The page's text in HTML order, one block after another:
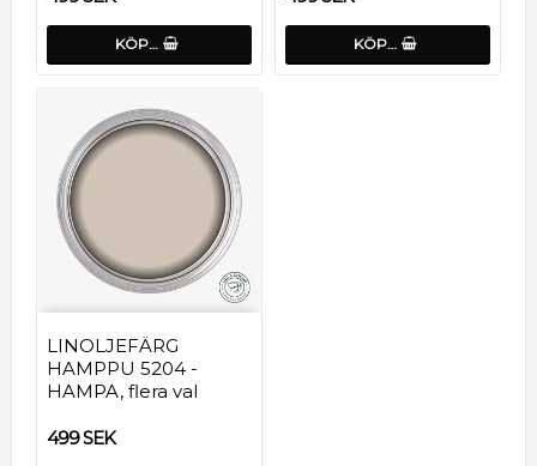
KÖP… KÖP…
LINOLJEFÄRG
HAMPPU 5204 -
HAMPA, flera val
499 SEK